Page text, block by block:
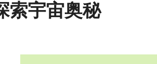
索宇宙奥秘